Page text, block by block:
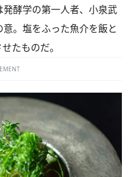
酵学の第一人者、小泉武
。塩をふった魚介を飯と
たものだ。